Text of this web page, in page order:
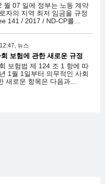
월 07 일에 정부는 노동 계약
자의 지역 최저 임금을 규정
141 / 2017 / ND-CP를...
뉴스
보험에 관한 새로운 규정
보험법 제 124 조 1 항에 따
1월 1일부터 의무적인 사회
새로운 항목은 다음과...